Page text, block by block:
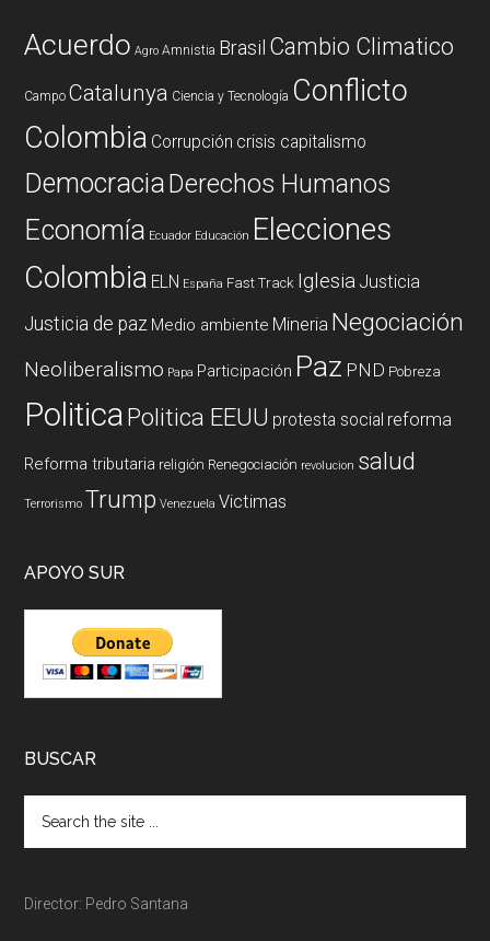
Acuerdo Agro Amnistia Brasil Cambio Climatico
Campo Catalunya Ciencia y Tecnología Conflicto
Colombia Corrupción crisis capitalismo
DemocraciaDerechos Humanos
Economía Ecuador Educación Elecciones
Colombia ELN España Fast Track Iglesia Justicia
Justicia de paz Medio ambiente Mineria Negociación
Neoliberalismo Papa Participación Paz PND Pobreza
PoliticaPolitica EEUU protesta social reforma
Reforma tributaria religión Renegociación revolucion salud
Terrorismo Trump Venezuela Victimas
APOYO SUR
BUSCAR
Director: Pedro Santana